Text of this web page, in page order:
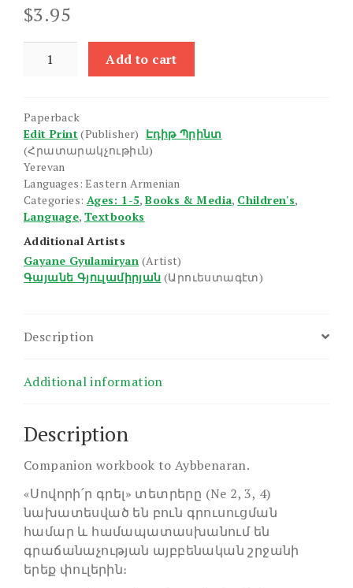
$3.95
Ashkhatankayin
quantity
Add to cart
Paperback
Edit Print (Publisher) Էդիթ Պրինտ
(Հրատարակչութիւն)
Yerevan
Languages: Eastern Armenian
Categories: Ages: 1-5,Books & Media, Children's,
Language,Textbooks
Additional Artists
Gayane Gyulamiryan (Artist)
Գայանե Գյուլամիրյան (Արուեստագէտ)
Description
Additional information
Description
Companion workbook to Aybbenaran.
«Սովորի՛ր գրել» տետրերը (Ne 2, 3, 4)
նախատեսված են բուն գրուսուցման
համար և համապատասխանում են
գրաճանաչության այբբենական շրջանի
երեք փուլերին։